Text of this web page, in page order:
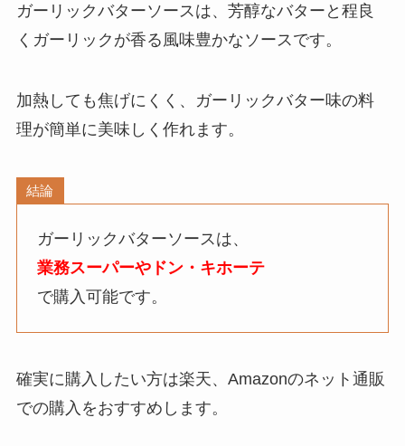
ガーリックバターソースは、芳醇なバターと程良
くガーリックが香る風味豊かなソースです。
加熱しても焦げにくく、ガーリックバター味の料
理が簡単に美味しく作れます。
結論
ガーリックバターソースは、
業務スーパーやドン・キホーテ
で購入可能です。
確実に購入したい方は楽天、Amazonのネット通販
での購入をおすすめします。